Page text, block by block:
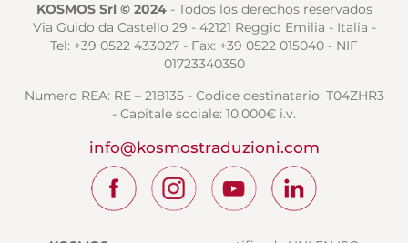
KOSMOS Srl © 2024- Todos los derechos reservados
Via Guido da Castello 29 - 42121 Reggio Emilia - Italia -
Tel: +39 0522 433027 - Fax: +39 0522 015040 - NIF
01723340350
Numero REA: RE – 218135 - Codice destinatario: T04ZHR3
- Capitale sociale: 10.000€ i.v.
info@kosmostraduzioni.com